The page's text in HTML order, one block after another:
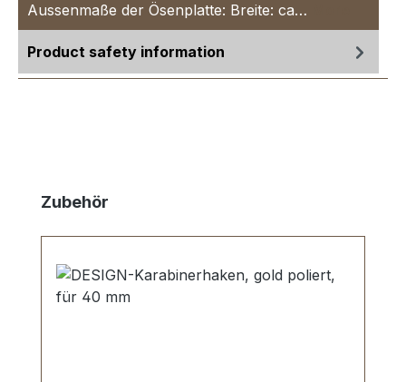
Aussenmaße der Ösenplatte: Breite: ca…
Product safety information
Skip product gallery
Zubehör